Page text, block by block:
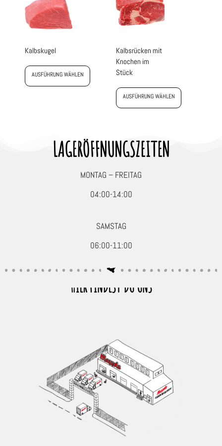
Kalbskugel
AUSFÜHRUNG WÄHLEN
Kalbsrücken mit
Knochen im
Stück
AUSFÜHRUNG WÄHLEN
LAGERÖFFNUNGSZEITEN
MONTAG – FREITAG
04:00-14:00
SAMSTAG
06:00-11:00
HIER FINDEST DU UNS